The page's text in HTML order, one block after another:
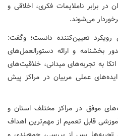
برابر ناملایمات فکری، اخلاقی و
می‌شوند.
تعیین‌کننده دانست؛ وگفت:
بخشنامه و ارائه دستورالعمل‌های
به تجربه‌های میدانی، خلاقیت‌های
عملی مربیان در مراکز پیش
موفق در مراکز مختلف استان و
قابل تعمیم از مهم‌ترین اهداف